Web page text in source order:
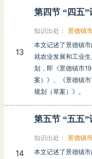
13
第四节 “四五”
知识出处： 景德镇
本文记述了景德镇
就农业发展和工业
划，即《景德镇市
案）》、《景德镇
规划（草案）》。
14
第五节 “五五”
知识出处： 景德镇
本文记述了景德镇市